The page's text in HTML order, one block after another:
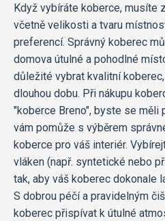
Když vybíráte koberce, musíte
včetně velikosti a tvaru
preferencí. Správný koberec
domova útulné a pohodlné
důležité vybrat kvalitní
dlouhou dobu. Při nákupu
"koberce Breno", byste se měli
vám pomůže s výběrem
koberce pro váš interiér.
vláken (např. syntetické nebo
tak, aby váš koberec dokonale
S dobrou péčí a pravidelným
koberec přispívat k útulné